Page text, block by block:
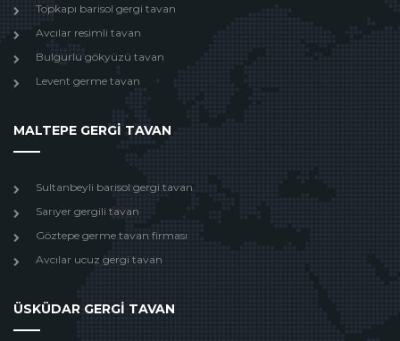
Topkapı barisol gergi tavan
Avcılar resimli tavan
Bulgurlu gökyüzü tavan
Levent germe tavan
MALTEPE GERGİ TAVAN
Sultanbeyli barisol gergi tavan
Sarıyer gergili tavan
Göztepe germe tavan firması
Avcılar ucuz gergi tavan
ÜSKÜDAR GERGİ TAVAN